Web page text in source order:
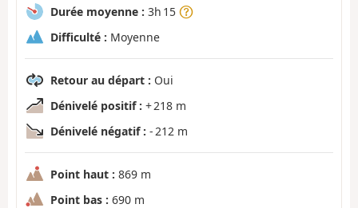
Durée moyenne : 3h 15
Difficulté : Moyenne
Retour au départ : Oui
Dénivelé positif : + 218 m
Dénivelé négatif : - 212 m
Point haut : 869 m
Point bas : 690 m